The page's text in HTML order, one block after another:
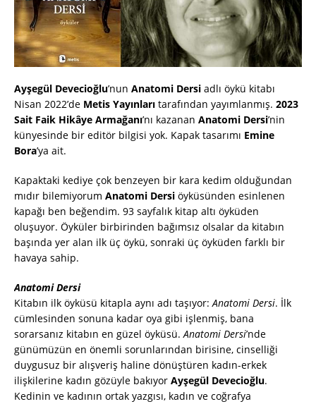
Ayşegül Devecioğlu’nun Anatomi Dersi adlı öykü kitabı
Nisan 2022’de Metis Yayınları tarafından yayımlanmış. 2023
Sait Faik Hikâye Armağanı’nı kazanan Anatomi Dersi’nin
künyesinde bir editör bilgisi yok. Kapak tasarımı Emine
Bora’ya ait.
Kapaktaki kediye çok benzeyen bir kara kedim olduğundan
mıdır bilemiyorum Anatomi Dersi öyküsünden esinlenen
kapağı ben beğendim. 93 sayfalık kitap altı öyküden
oluşuyor. Öyküler birbirinden bağımsız olsalar da kitabın
başında yer alan ilk üç öykü, sonraki üç öyküden farklı bir
havaya sahip.
Anatomi Dersi
Kitabın ilk öyküsü kitapla aynı adı taşıyor:Anatomi Dersi. İlk
cümlesinden sonuna kadar oya gibi işlenmiş, bana
sorarsanız kitabın en güzel öyküsü.Anatomi Dersi’nde
günümüzün en önemli sorunlarından birisine, cinselliği
duygusuz bir alışveriş haline dönüştüren kadın-erkek
ilişkilerine kadın gözüyle bakıyor Ayşegül Devecioğlu.
Kedinin ve kadının ortak yazgısı, kadın ve coğrafya